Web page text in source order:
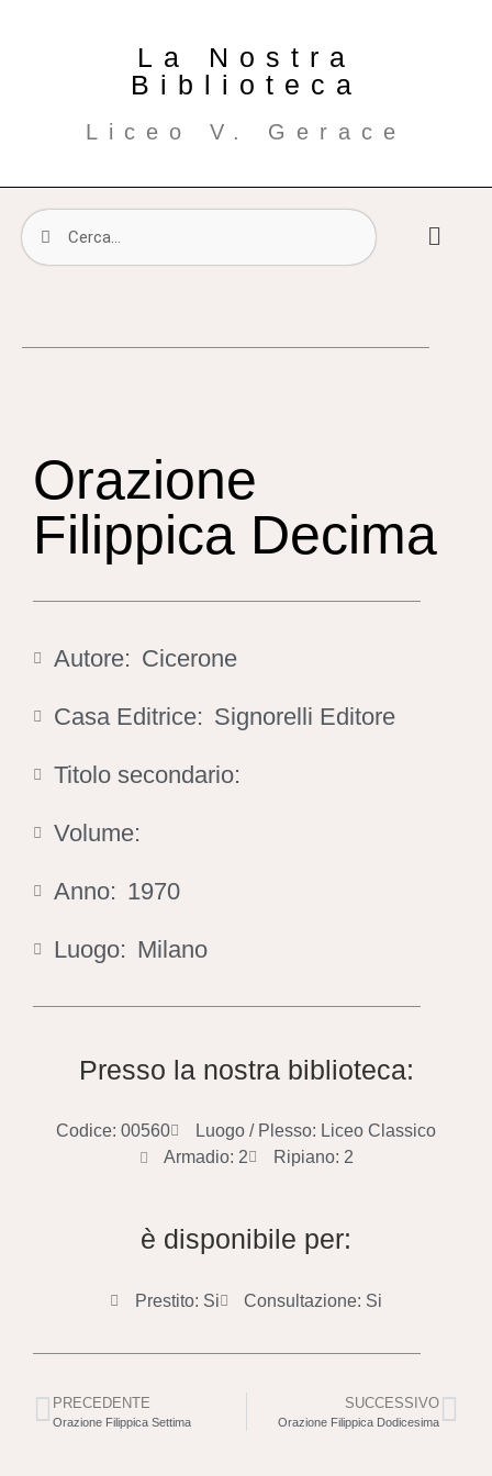
La Nostra
Biblioteca
Liceo V. Gerace
Orazione
Filippica Decima
Autore: Cicerone
Casa Editrice: Signorelli Editore
Titolo secondario:
Volume:
Anno: 1970
Luogo: Milano
Presso la nostra biblioteca:
Codice: 00560
Luogo / Plesso: Liceo Classico
Armadio: 2
Ripiano: 2
è disponibile per:
Prestito: Si Consultazione: Si
PRECEDENTE
Orazione Filippica Settima
SUCCESSIVO
Orazione Filippica Dodicesima